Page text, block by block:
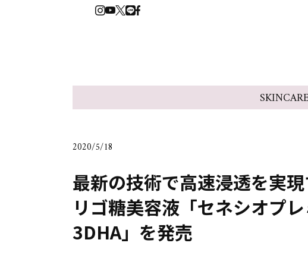
2020/5/18
最新の技術で高速浸透を実
リゴ糖美容液「セネシオプ
3DHA」を発売